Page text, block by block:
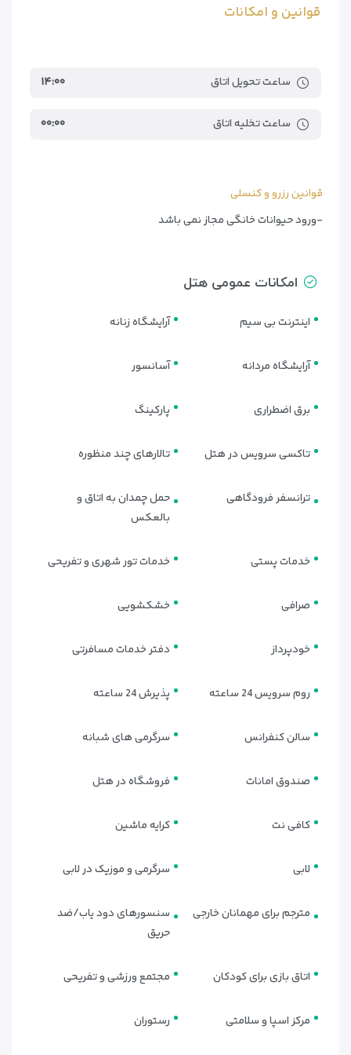
قوانین و امکانات
ساعت تحویل اتاق ۱۴:۰۰
ساعت تخلیه اتاق ۰۰:۰۰
قوانین رزرو و کنسلی
-ورود حیوانات خانگی مجاز نمی باشد
امکانات عمومی هتل
اینترنت بی سیم آرایشگاه زنانه
آرایشگاه مردانه آسانسور
برق اضطراری پارکینگ
تاکسی سرویس در هتل تالارهای چند منظوره
ترانسفر فرودگاهی
حمل چمدان به اتاق و
بالعکس
خدمات پستی خدمات تور شهری و تفریحی
صرافی خشکشویی
خودپرداز دفتر خدمات مسافرتی
روم سرویس 24 ساعته پذیرش 24 ساعته
سالن کنفرانس سرگرمی های شبانه
صندوق امانات فروشگاه در هتل
کافی نت کرایه ماشین
لابی سرگرمی و موزیک در لابی
مترجم برای مهمانان خارجی
سنسورهای دود یاب/ضد
حریق
اتاق بازی برای کودکان مجتمع ورزشی و تفریحی
مرکز اسپا و سلامتی رستوران